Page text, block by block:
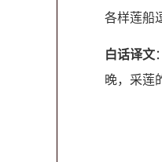
各样莲船
白话译文
晚，采莲